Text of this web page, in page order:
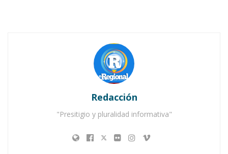
La Convención de Delegados del PRI en Ahuacatlán
ratifica a sus candidatos
Se entregaron las boletas que marca la ley: Juan
Redacción
"Presitigio y pluralidad informativa"